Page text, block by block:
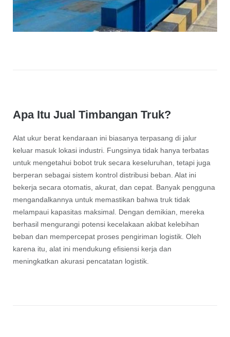
Apa Itu Jual Timbangan Truk?
Alat ukur berat kendaraan ini biasanya terpasang di jalur
keluar masuk lokasi industri. Fungsinya tidak hanya terbatas
untuk mengetahui bobot truk secara keseluruhan, tetapi juga
berperan sebagai sistem kontrol distribusi beban. Alat ini
bekerja secara otomatis, akurat, dan cepat. Banyak pengguna
mengandalkannya untuk memastikan bahwa truk tidak
melampaui kapasitas maksimal. Dengan demikian, mereka
berhasil mengurangi potensi kecelakaan akibat kelebihan
beban dan mempercepat proses pengiriman logistik. Oleh
karena itu, alat ini mendukung efisiensi kerja dan
meningkatkan akurasi pencatatan logistik.